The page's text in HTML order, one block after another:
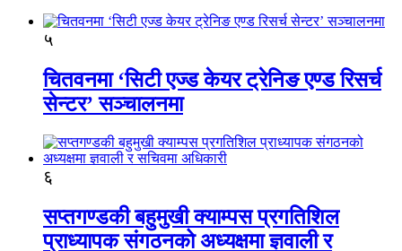
५
चितवनमा ‘सिटी एज्ड केयर ट्रेनिङ एण्ड रिसर्च
सेन्टर’ सञ्चालनमा
६
सप्तगण्डकी बहुमुखी क्याम्पस प्रगतिशिल
प्राध्यापक संगठनको अध्यक्षमा ज्ञवाली र